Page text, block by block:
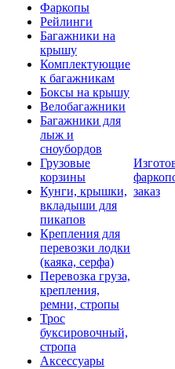
Фаркопы
Рейлинги
Багажники на
крышу
Комплектующие
к багажникам
Боксы на крышу
Велобагажники
Багажники для
лыж и
сноубордов
Грузовые
корзины
Кунги, крышки,
вкладыши для
пикапов
Крепления для
перевозки лодки
(каяка, серфа)
Перевозка груза,
крепления,
ремни, стропы
Трос
буксировочный,
стропа
Аксессуары
заказ